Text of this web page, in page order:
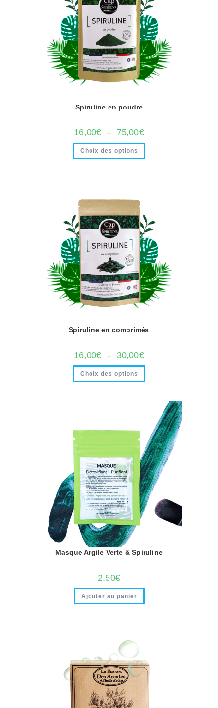
Spiruline en poudre
16,00€ – 75,00€
Choix des options
Spiruline en comprimés
16,00€ – 30,00€
Choix des options
Masque Argile Verte & Spiruline
2,50€
Ajouter au panier